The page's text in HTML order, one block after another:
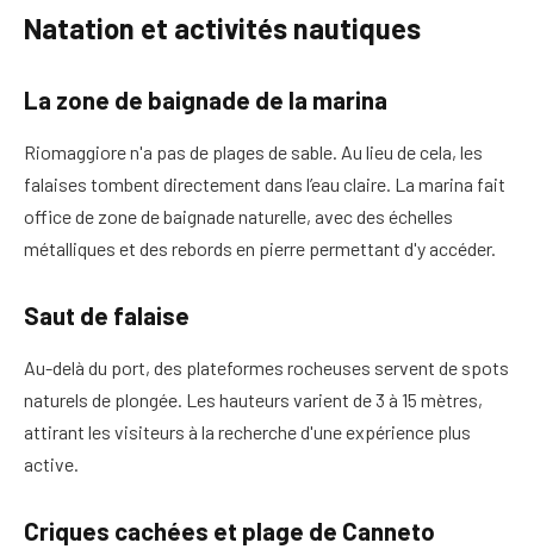
Natation et activités nautiques
La zone de baignade de la marina
Riomaggiore n'a pas de plages de sable. Au lieu de cela, les
falaises tombent directement dans l’eau claire. La marina fait
office de zone de baignade naturelle, avec des échelles
métalliques et des rebords en pierre permettant d'y accéder.
Saut de falaise
Au-delà du port, des plateformes rocheuses servent de spots
naturels de plongée. Les hauteurs varient de 3 à 15 mètres,
attirant les visiteurs à la recherche d'une expérience plus
active.
Criques cachées et plage de Canneto